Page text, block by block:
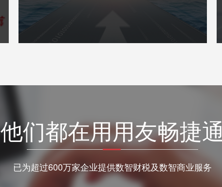
他们都在用用友畅捷通
已为超过600万家企业提供数智财税及数智商业服务